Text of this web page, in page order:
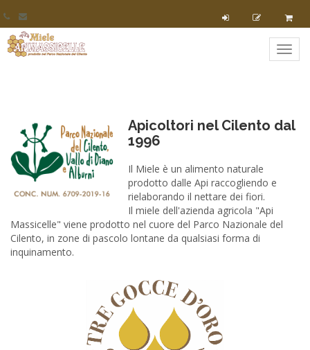
Apicoltori nel Cilento dal
1996
Il Miele è un alimento naturale
prodotto dalle Api raccogliendo e
rielaborando il nettare dei fiori.
Il miele dell'azienda agricola "Api
Massicelle" viene prodotto nel cuore del Parco Nazionale del
Cilento, in zone di pascolo lontane da qualsiasi forma di
inquinamento.